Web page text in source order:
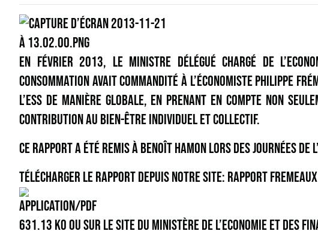
EN FÉVRIER 2013, LE MINISTRE DÉLÉGUÉ CHARGÉ DE
CONSOMMATION AVAIT COMMANDITÉ À L’ÉCONOMISTE PHILIPPE
L’ESS DE MANIÈRE GLOBALE, EN PRENANT EN COMPTE NON
CONTRIBUTION AU BIEN-ÊTRE INDIVIDUEL ET COLLECTIF.
CE RAPPORT A ÉTÉ REMIS À BENOÎT HAMON LORS DES JOURNÉES DE
TÉLÉCHARGER LE RAPPORT DEPUIS NOTRE SITE: RAPPORT
631.13 KO OU SUR LE SITE DU MINISTÈRE DE L’ECONOMIE ET DES